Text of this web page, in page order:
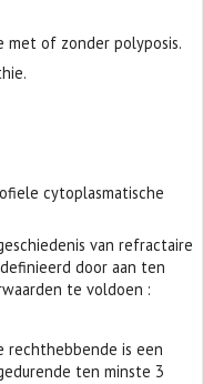
met of zonder polyposis.
cytoplasmatische
van refractaire
door aan ten
te voldoen :
rechthebbende is een
ten minste 3